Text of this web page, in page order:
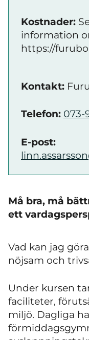
Kostnader:
information
https://
Kontakt:
Telefon: 073-
E-post:
Må bra, må
ett
Vad kan jag
nöjsam och
Under kursen
faciliteter,
miljö. Dagliga